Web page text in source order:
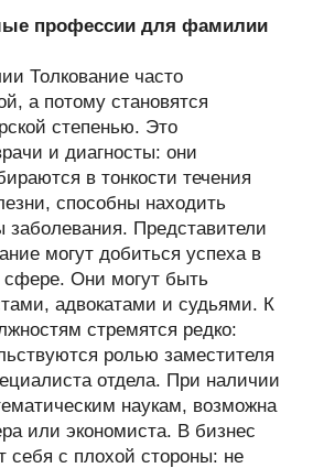
профессии для фамилии
Толкование часто
а потому становятся
степенью. Это
и диагносты: они
в тонкости течения
способны находить
заболевания. Представители
могут добиться успеха в
сфере. Они могут быть
адвокатами и судьями. К
стремятся редко:
ролью заместителя
отдела. При наличии
наукам, возможна
или экономиста. В бизнес
себя с плохой стороны: не